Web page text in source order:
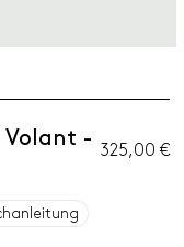
Volant -
325,00 €